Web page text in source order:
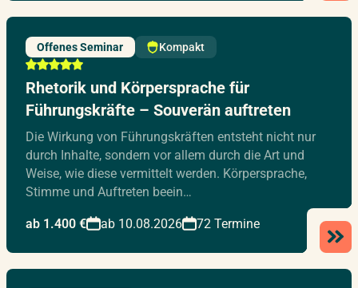
Offenes Seminar Kompakt
Rhetorik und Körpersprache für
Führungskräfte – Souverän auftreten
Die Wirkung von Führungskräften entsteht nicht nur
durch Inhalte, sondern vor allem durch die Art und
Weise, wie diese vermittelt werden. Körpersprache,
Stimme und Auftreten beein…
ab 1.400 € ab 10.08.2026 72 Termine